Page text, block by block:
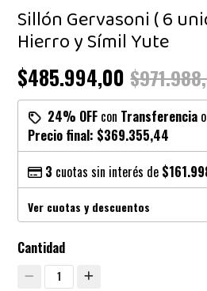
Sillón Gervasoni ( 6
Hierro y Símil Yute
$485.994,00
24% OFF con Transferencia o
Precio final: $369.355,44
3 cuotas sin interés de
Ver cuotas y descuentos
Cantidad
1